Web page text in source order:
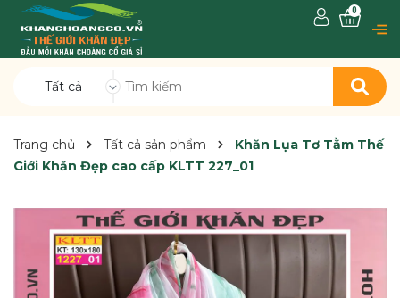
Tất cả
0
Trang chủ Tất cả sản phẩm
Khăn Lụa Tơ Tằm Thế
Giới Khăn Đẹp cao cấp KLTT 227_01